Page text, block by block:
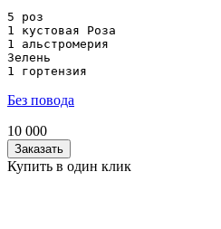
5 роз
1 кустовая Роза
1 альстромерия
Зелень
1 гортензия
Без повода
10 000
Заказать
Купить в один клик